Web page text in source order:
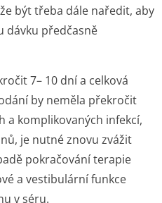
být třeba dále naředit, aby
dávku předčasně
7– 10 dní a celková
by neměla překročit
a komplikovaných infekcí,
je nutné znovu zvážit
pokračování terapie
a vestibulární funkce
v séru.